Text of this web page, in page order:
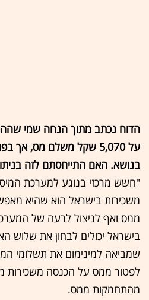
הדוח נכתב מתוך הנחה שמי
על 5,070 שקל משלם מס,
בנושא. האם התייחסתם לזה
"חשש מרכזי בנוגע למערכת
משכירות בישראל הוא שהיא
ממס ואף לניצול לרעה של
בישראל יכולים לבחון את שלוש
שמביאה למינימום את תשלומי
לפטור ממס על הכנסה משכירות
מהתחמקות ממס.